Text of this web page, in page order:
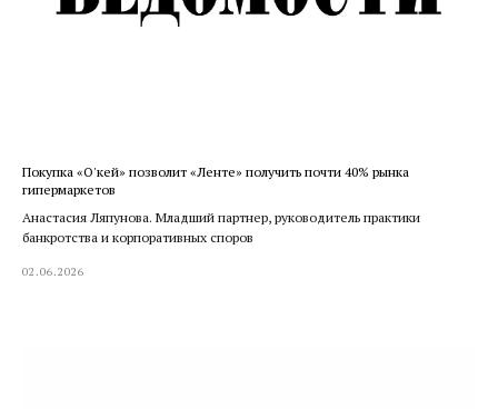
Покупка «О'кей» позволит «Ленте» получить почти 40% рынка
гипермаркетов
Анастасия Ляпунова. Младший партнер, руководитель практики
банкротства и корпоративных споров
02.06.2026